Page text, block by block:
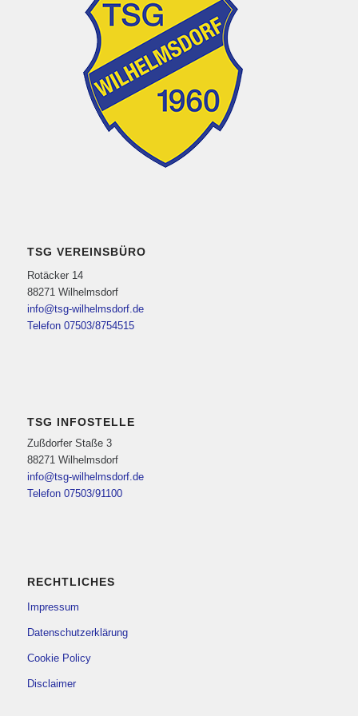
TSG VEREINSBÜRO
Rotäcker 14
88271 Wilhelmsdorf
info@tsg-wilhelmsdorf.de
Telefon 07503/8754515
TSG INFOSTELLE
Zußdorfer Staße 3
88271 Wilhelmsdorf
info@tsg-wilhelmsdorf.de
Telefon 07503/91100
RECHTLICHES
Impressum
Datenschutzerklärung
Cookie Policy
Disclaimer